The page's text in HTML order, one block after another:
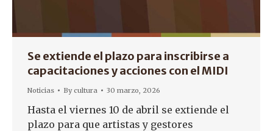
Se extiende el plazo para inscribirse a
capacitaciones y acciones con el MIDI
Noticias Bycultura 30 marzo, 2026
Hasta el viernes 10 de abril se extiende el
plazo para que artistas y gestores